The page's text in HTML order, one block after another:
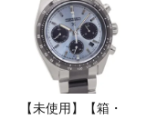
【未使用】【箱・